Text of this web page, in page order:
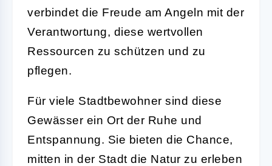
verbindet die Freude am Angeln mit der
Verantwortung, diese wertvollen
Ressourcen zu schützen und zu
pflegen.
Für viele Stadtbewohner sind diese
Gewässer ein Ort der Ruhe und
Entspannung. Sie bieten die Chance,
mitten in der Stadt die Natur zu erleben